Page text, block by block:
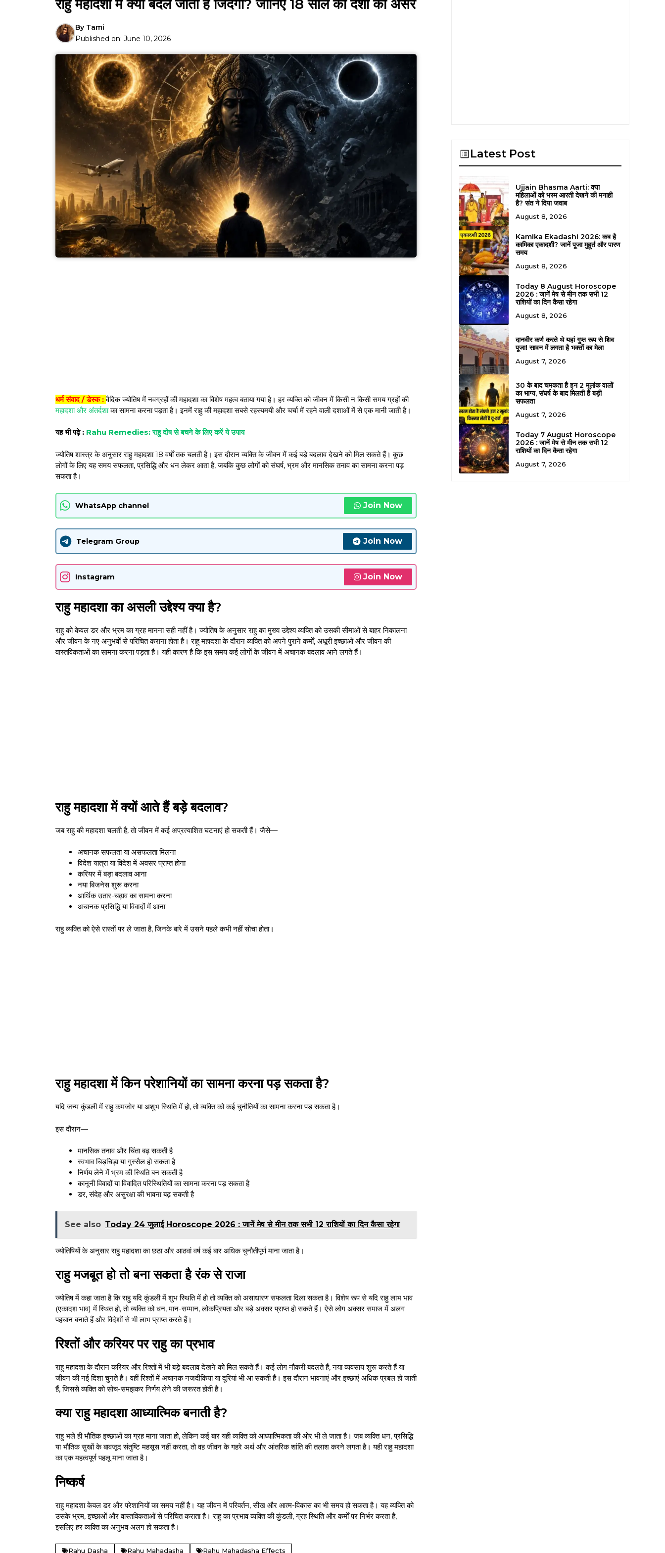
राहु महादशा में क्यों बदल जाती है जिंदगी? जानिए 18 साल की दशा का असर
By Tami
Published on: June 10, 2026
धर्म संवाद / डेस्क :वैदिक ज्योतिष में नवग्रहों की महादशा का विशेष महत्व बताया गया है। हर व्यक्ति को जीवन में किसी न किसी समय ग्रहों की
महादशा और अंतर्दशाका सामना करना पड़ता है। इनमें राहु की महादशा सबसे रहस्यमयी और चर्चा में रहने वाली दशाओं में से एक मानी जाती है।
यह भी पढ़े : Rahu Remedies: राहु दोष से बचने के लिए करें ये उपाय
ज्योतिष शास्त्र के अनुसार राहु महादशा 18 वर्षों तक चलती है। इस दौरान व्यक्ति के जीवन में कई बड़े बदलाव देखने को मिल सकते हैं। कुछ
लोगों के लिए यह समय सफलता, प्रसिद्धि और धन लेकर आता है, जबकि कुछ लोगों को संघर्ष, भ्रम और मानसिक तनाव का सामना करना पड़
सकता है।
WhatsApp channel Join Now
Telegram Group Join Now
Instagram Join Now
राहु महादशा का असली उद्देश्य क्या है?
राहु को केवल डर और भ्रम का ग्रह मानना सही नहीं है। ज्योतिष के अनुसार राहु का मुख्य उद्देश्य व्यक्ति को उसकी सीमाओं से बाहर निकालना
और जीवन के नए अनुभवों से परिचित कराना होता है। राहु महादशा के दौरान व्यक्ति को अपने पुराने कर्मों, अधूरी इच्छाओं और जीवन की
वास्तविकताओं का सामना करना पड़ता है। यही कारण है कि इस समय कई लोगों के जीवन में अचानक बदलाव आने लगते हैं।
राहु महादशा में क्यों आते हैं बड़े बदलाव?
जब राहु की महादशा चलती है, तो जीवन में कई अप्रत्याशित घटनाएं हो सकती हैं। जैसे—
अचानक सफलता या असफलता मिलना
विदेश यात्रा या विदेश में अवसर प्राप्त होना
करियर में बड़ा बदलाव आना
नया बिजनेस शुरू करना
आर्थिक उतार-चढ़ाव का सामना करना
अचानक प्रसिद्धि या विवादों में आना
राहु व्यक्ति को ऐसे रास्तों पर ले जाता है, जिनके बारे में उसने पहले कभी नहीं सोचा होता।
राहु महादशा में किन परेशानियों का सामना करना पड़ सकता है?
यदि जन्म कुंडली में राहु कमजोर या अशुभ स्थिति में हो, तो व्यक्ति को कई चुनौतियों का सामना करना पड़ सकता है।
इस दौरान—
मानसिक तनाव और चिंता बढ़ सकती है
स्वभाव चिड़चिड़ा या गुस्सैल हो सकता है
निर्णय लेने में भ्रम की स्थिति बन सकती है
कानूनी विवादों या विवादित परिस्थितियों का सामना करना पड़ सकता है
डर, संदेह और असुरक्षा की भावना बढ़ सकती है
See also Today 24 जुलाई Horoscope 2026 : जानें मेष से मीन तक सभी 12 राशियों का दिन कैसा रहेगा
ज्योतिषियों के अनुसार राहु महादशा का छठा और आठवां वर्ष कई बार अधिक चुनौतीपूर्ण माना जाता है।
राहु मजबूत हो तो बना सकता है रंक से राजा
ज्योतिष में कहा जाता है कि राहु यदि कुंडली में शुभ स्थिति में हो तो व्यक्ति को असाधारण सफलता दिला सकता है। विशेष रूप से यदि राहु लाभ भाव
(एकादश भाव) में स्थित हो, तो व्यक्ति को धन, मान-सम्मान, लोकप्रियता और बड़े अवसर प्राप्त हो सकते हैं। ऐसे लोग अक्सर समाज में अलग
पहचान बनाते हैं और विदेशों से भी लाभ प्राप्त करते हैं।
रिश्तों और करियर पर राहु का प्रभाव
राहु महादशा के दौरान करियर और रिश्तों में भी बड़े बदलाव देखने को मिल सकते हैं। कई लोग नौकरी बदलते हैं, नया व्यवसाय शुरू करते हैं या
जीवन की नई दिशा चुनते हैं। वहीं रिश्तों में अचानक नजदीकियां या दूरियां भी आ सकती हैं। इस दौरान भावनाएं और इच्छाएं अधिक प्रबल हो जाती
हैं, जिससे व्यक्ति को सोच-समझकर निर्णय लेने की जरूरत होती है।
क्या राहु महादशा आध्यात्मिक बनाती है?
राहु भले ही भौतिक इच्छाओं का ग्रह माना जाता हो, लेकिन कई बार यही व्यक्ति को आध्यात्मिकता की ओर भी ले जाता है। जब व्यक्ति धन, प्रसिद्धि
या भौतिक सुखों के बावजूद संतुष्टि महसूस नहीं करता, तो वह जीवन के गहरे अर्थ और आंतरिक शांति की तलाश करने लगता है। यही राहु महादशा
का एक महत्वपूर्ण पहलू माना जाता है।
निष्कर्ष
राहु महादशा केवल डर और परेशानियों का समय नहीं है। यह जीवन में परिवर्तन, सीख और आत्म-विकास का भी समय हो सकता है। यह व्यक्ति को
उसके भ्रम, इच्छाओं और वास्तविकताओं से परिचित कराता है। राहु का प्रभाव व्यक्ति की कुंडली, ग्रह स्थिति और कर्मों पर निर्भर करता है,
इसलिए हर व्यक्ति का अनुभव अलग हो सकता है।
Rahu Dasha Rahu Mahadasha Rahu Mahadasha Effects
Latest Post
Ujjain Bhasma Aarti: क्या
महिलाओं को भस्म आरती देखने की मनाही
है? संत ने दिया जवाब
August 8, 2026
Kamika Ekadashi 2026: कब है
कामिका एकादशी? जानें पूजा मुहूर्त और पारण
समय
August 8, 2026
Today 8 August Horoscope
2026 : जानें मेष से मीन तक सभी 12
राशियों का दिन कैसा रहेगा
August 8, 2026
दानवीर कर्ण करते थे यहां गुप्त रूप से शिव
पूजा! सावन में लगता है भक्तों का मेला
August 7, 2026
30 के बाद चमकता है इन 2 मूलांक वालों
का भाग्य, संघर्ष के बाद मिलती है बड़ी
सफलता
August 7, 2026
Today 7 August Horoscope
2026 : जानें मेष से मीन तक सभी 12
राशियों का दिन कैसा रहेगा
August 7, 2026